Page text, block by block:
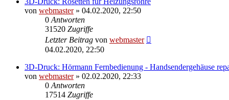
von webmaster» 04.02.2020, 22:50
0 Antworten
31520 Zugriffe
Letzter Beitrag von webmaster
04.02.2020, 22:50
3D-Druck: Hörmann Fernbedienung - Handsendergehäuse
von webmaster» 02.02.2020, 22:33
0 Antworten
17514 Zugriffe